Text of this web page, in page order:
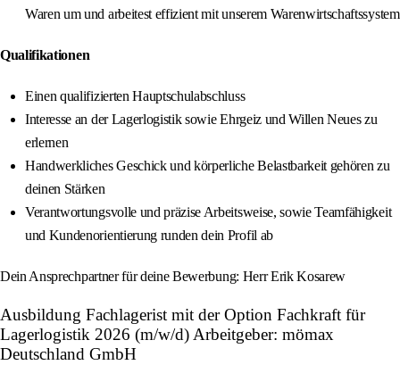
Waren um und arbeitest effizient mit unserem Warenwirtschaftssystem
Qualifikationen
Einen qualifizierten Hauptschulabschluss
Interesse an der Lagerlogistik sowie Ehrgeiz und Willen Neues zu
erlernen
Handwerkliches Geschick und körperliche Belastbarkeit gehören zu
deinen Stärken
Verantwortungsvolle und präzise Arbeitsweise, sowie Teamfähigkeit
und Kundenorientierung runden dein Profil ab
Dein Ansprechpartner für deine Bewerbung: Herr Erik Kosarew
Ausbildung Fachlagerist mit der Option Fachkraft für
Lagerlogistik 2026 (m/w/d) Arbeitgeber: mömax
Deutschland GmbH